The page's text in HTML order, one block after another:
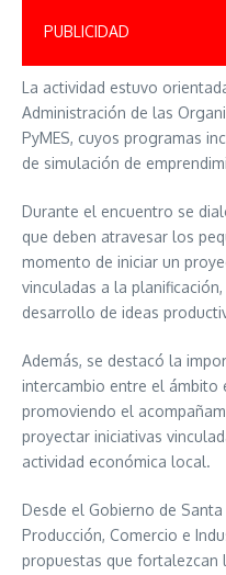
PUBLICIDAD
La actividad estuvo
Administración de las
PyMES, cuyos programas
de simulación de
Durante el encuentro se
que deben atravesar los
momento de iniciar un
vinculadas a la
desarrollo de ideas
Además, se destacó la
intercambio entre el ámbito
promoviendo el
proyectar iniciativas
actividad económica local.
Desde el Gobierno de
Producción, Comercio e
propuestas que